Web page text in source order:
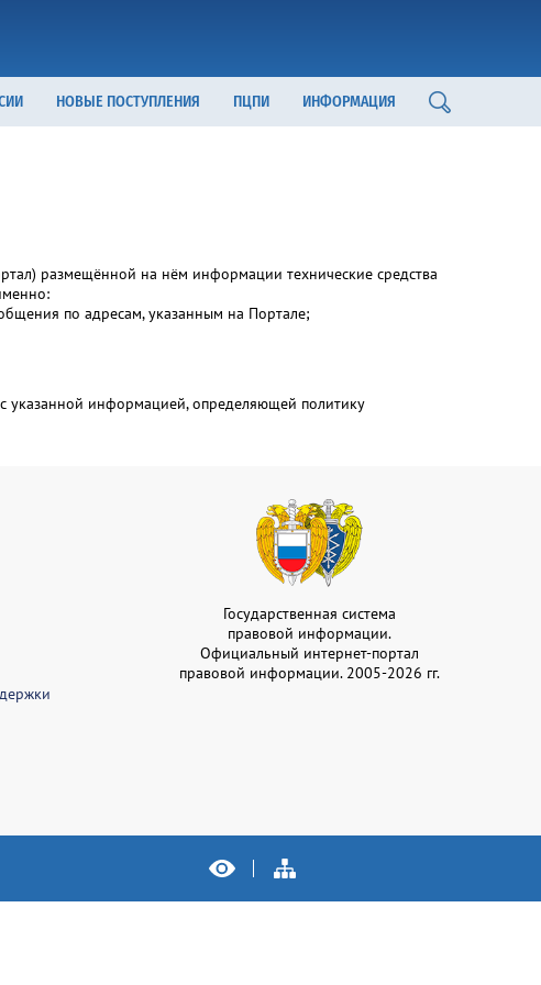
НОВЫЕ ПОСТУПЛЕНИЯ ПЦПИ ИНФОРМАЦИЯ
размещённой на нём информации технические средства
по адресам, указанным на Портале;
указанной информацией, определяющей политику
Государственная система
правовой информации.
Официальный интернет-портал
правовой информации. 2005-2026 гг.